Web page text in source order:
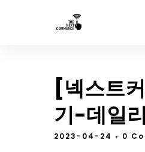
[넥스트
기-데일
2023-04-24 • 0